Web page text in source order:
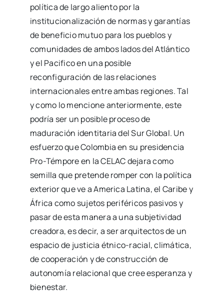
política de largo aliento por la
institucionalización de normas y garantías
de beneficio mutuo para los pueblos y
comunidades de ambos lados del Atlántico
y el Pacifico en una posible
reconfiguración de las relaciones
internacionales entre ambas regiones. Tal
y como lo mencione anteriormente, este
podría ser un posible proceso de
maduración identitaria del Sur Global. Un
esfuerzo que Colombia en su presidencia
Pro-Témpore en la CELAC dejara como
semilla que pretende romper con la política
exterior que ve a America Latina, el Caribe y
África como sujetos periféricos pasivos y
pasar de esta manera a una subjetividad
creadora, es decir, a ser arquitectos de un
espacio de justicia étnico-racial, climática,
de cooperación y de construcción de
autonomía relacional que cree esperanza y
bienestar.